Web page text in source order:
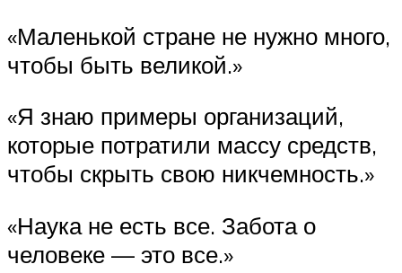
«Маленькой стране не нужно много,
чтобы быть великой.»
«Я знаю примеры организаций,
которые потратили массу средств,
чтобы скрыть свою никчемность.»
«Наука не есть все. Забота о
человеке — это все.»